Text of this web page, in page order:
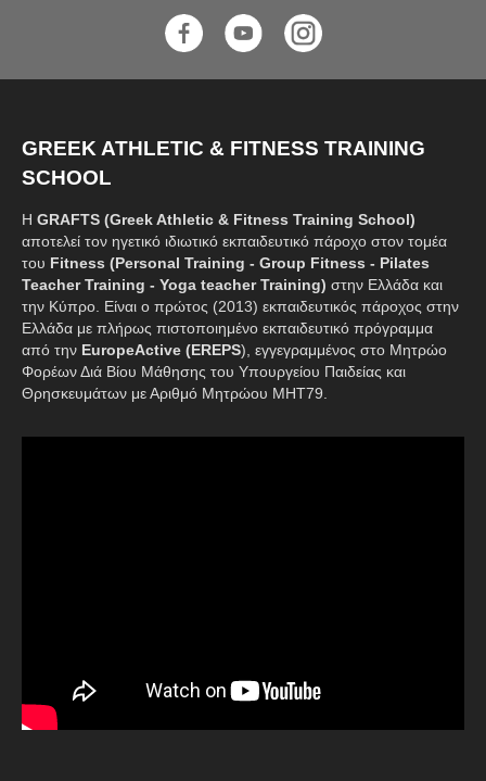
GREEK ATHLETIC & FITNESS TRAINING
SCHOOL
Η GRAFTS (Greek Athletic & Fitness Training School)
αποτελεί τον ηγετικό ιδιωτικό εκπαιδευτικό πάροχο στον τομέα
του Fitness (Personal Training - Group Fitness - Pilates
Teacher Training - Yoga teacher Training) στην Ελλάδα και
την Κύπρο. Είναι ο πρώτος (2013) εκπαιδευτικός πάροχος στην
Ελλάδα με πλήρως πιστοποιημένο εκπαιδευτικό πρόγραμμα
από την EuropeActive (EREPS), εγγεγραμμένος στο Μητρώο
Φορέων Διά Βίου Μάθησης του Υπουργείου Παιδείας και
Θρησκευμάτων με Αριθμό Μητρώου ΜΗΤ79.